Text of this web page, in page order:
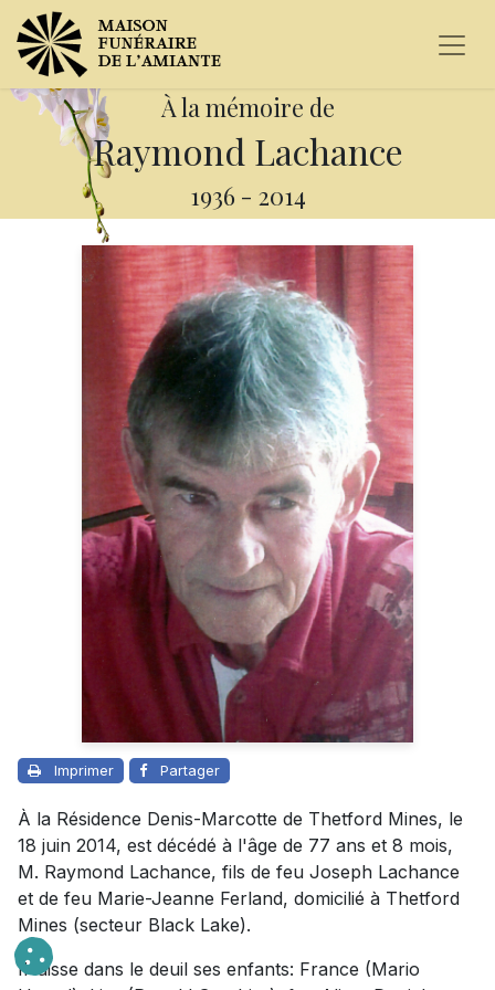
À la mémoire de
Raymond Lachance
1936 - 2014
Imprimer Partager
À la Résidence Denis-Marcotte de Thetford Mines, le
18 juin 2014, est décédé à l'âge de 77 ans et 8 mois,
M. Raymond Lachance, fils de feu Joseph Lachance
et de feu Marie-Jeanne Ferland, domicilié à Thetford
Mines (secteur Black Lake).
Il laisse dans le deuil ses enfants: France (Mario